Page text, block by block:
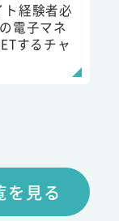
ト経験者必
電子マネ
するチャ
を見る